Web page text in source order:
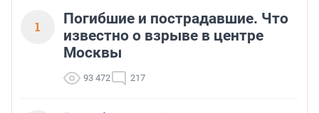
1
Погибшие и пострадавшие. Что
известно о взрыве в центре
Москвы
93 472 217